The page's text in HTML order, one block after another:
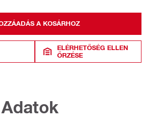
A KOSÁRHOZ
ELÉRHETŐSÉG ELLEN
ŐRZÉSE